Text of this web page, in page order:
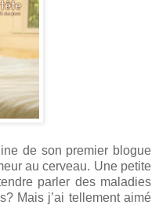
de son premier blogue
au cerveau. Une petite
parler des maladies
Mais j’ai tellement aimé